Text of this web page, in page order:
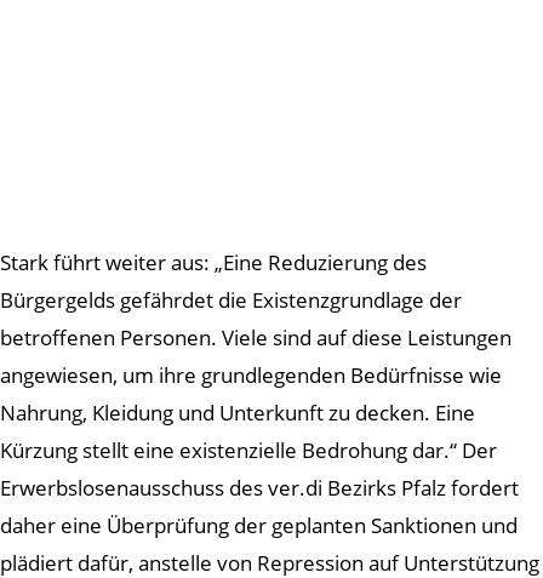
Stark führt weiter aus: „Eine Reduzierung des
Bürgergelds gefährdet die Existenzgrundlage der
betroffenen Personen. Viele sind auf diese Leistungen
angewiesen, um ihre grundlegenden Bedürfnisse wie
Nahrung, Kleidung und Unterkunft zu decken. Eine
Kürzung stellt eine existenzielle Bedrohung dar.“ Der
Erwerbslosenausschuss des ver.di Bezirks Pfalz fordert
daher eine Überprüfung der geplanten Sanktionen und
plädiert dafür, anstelle von Repression auf Unterstützung